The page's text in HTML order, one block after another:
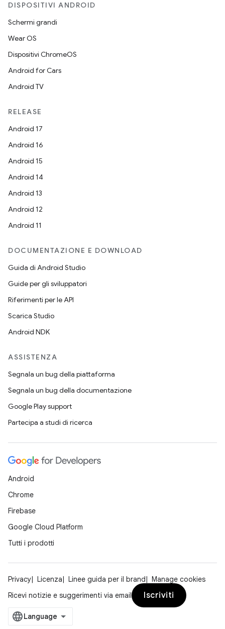
DISPOSITIVI ANDROID
Schermi grandi
Wear OS
Dispositivi ChromeOS
Android for Cars
Android TV
RELEASE
Android 17
Android 16
Android 15
Android 14
Android 13
Android 12
Android 11
DOCUMENTAZIONE E DOWNLOAD
Guida di Android Studio
Guide per gli sviluppatori
Riferimenti per le API
Scarica Studio
Android NDK
ASSISTENZA
Segnala un bug della piattaforma
Segnala un bug della documentazione
Google Play support
Partecipa a studi di ricerca
Android
Chrome
Firebase
Google Cloud Platform
Tutti i prodotti
Privacy Licenza Linee guida per il brand
Manage cookies
Ricevi notizie e suggerimenti via email
Iscriviti